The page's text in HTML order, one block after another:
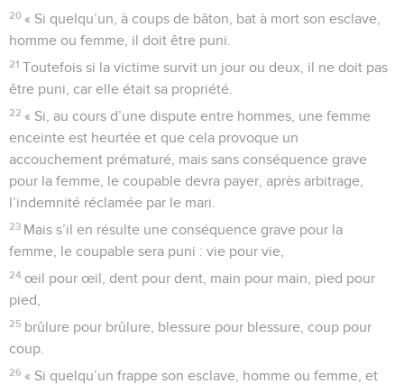
20 « Si quelqu’un, à coups de bâton, bat à mort son esclave,
homme ou femme, il doit être puni.
21 Toutefois si la victime survit un jour ou deux, il ne doit pas
être puni, car elle était sa propriété.
22 « Si, au cours d’une dispute entre hommes, une femme
enceinte est heurtée et que cela provoque un
accouchement prématuré, mais sans conséquence grave
pour la femme, le coupable devra payer, après arbitrage,
l’indemnité réclamée par le mari.
23 Mais s’il en résulte une conséquence grave pour la
femme, le coupable sera puni : vie pour vie,
24 œil pour œil, dent pour dent, main pour main, pied pour
pied,
25 brûlure pour brûlure, blessure pour blessure, coup pour
coup.
26 « Si quelqu’un frappe son esclave, homme ou femme, et